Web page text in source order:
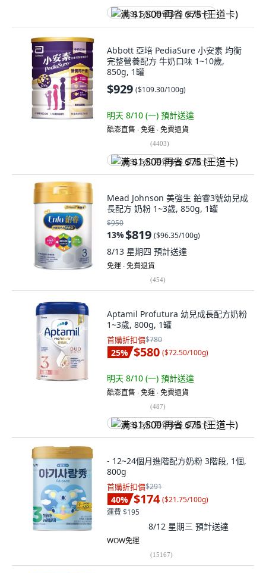
满 $1,500 再省 $75 (王道卡)
Abbott 亞培 PediaSure 小安素 均衡
完整營養配方 牛奶口味 1~10歲,
850g, 1罐
$929 ($109.30/100g)
明天 8/10 (一) 預計送達
酷澎直售 ∙ 免運 ∙ 免費退貨
(4403)
满 $1,500 再省 $75 (王道卡)
Mead Johnson 美強生 鉑睿3號幼兒成
長配方 奶粉 1~3歲, 850g, 1罐
$950
13%$819 ($96.35/100g)
8/13 星期四 預計送達
免運 ∙ 免費退貨
(454)
Aptamil Profutura 幼兒成長配方奶粉
1~3歲, 800g, 1罐
首購折扣價$780
25% $580 ($72.50/100g)
明天 8/10 (一) 預計送達
酷澎直售 ∙ 免運 ∙ 免費退貨
(487)
满 $1,500 再省 $75 (王道卡)
- 12~24個月進階配方奶粉 3階段, 1個,
800g
首購折扣價$291
40% $174 ($21.75/100g)
運費 $195
8/12 星期三 預計送達
WOW免運
(15167)